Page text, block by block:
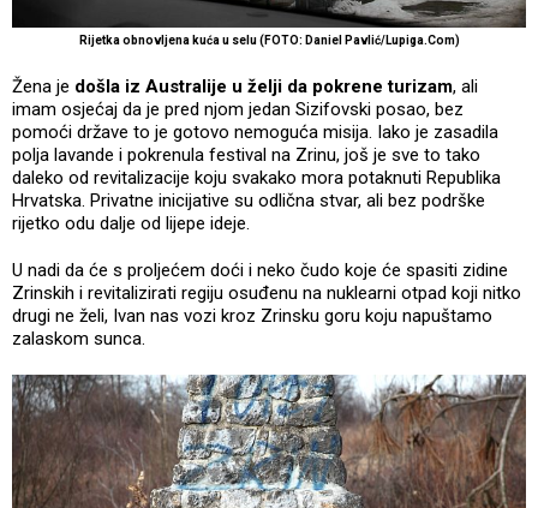
Rijetka obnovljena kuća u selu (FOTO: Daniel Pavlić/Lupiga.Com)
Žena je došla iz Australije u želji da pokrene turizam, ali
imam osjećaj da je pred njom jedan Sizifovski posao, bez
pomoći države to je gotovo nemoguća misija. Iako je zasadila
polja lavande i pokrenula festival na Zrinu, još je sve to tako
daleko od revitalizacije koju svakako mora potaknuti Republika
Hrvatska. Privatne inicijative su odlična stvar, ali bez podrške
rijetko odu dalje od lijepe ideje.
U nadi da će s proljećem doći i neko čudo koje će spasiti zidine
Zrinskih i revitalizirati regiju osuđenu na nuklearni otpad koji nitko
drugi ne želi, Ivan nas vozi kroz Zrinsku goru koju napuštamo
zalaskom sunca.